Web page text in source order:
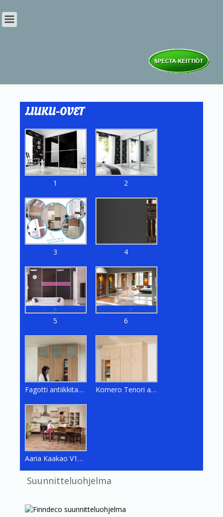
LIUKU-OVET
1 2
3 4
5 6
Fagotti antiikkitammi malli Komero Tenori auki
Aaria Kaakao V111 Kiiltävä mallit
Suunnitteluohjelma